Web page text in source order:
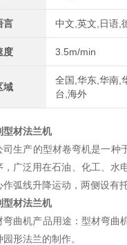
言 中文,英文,日语,
度 3.5m/min
域
全国,华东,华南,
台,海外
型材法兰机
司生产的型材卷弯机是一种
，广泛用在石油、化工、水
作弧线升降运动，两侧设有
型材法兰机
弯曲机产品用途：型材弯曲
形法兰的制作。